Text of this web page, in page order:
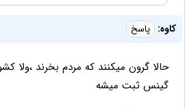
کاوه: پاسخ
حالا گرون میکنند که مردم بخرند ،ولا
گینس ثبت میشه